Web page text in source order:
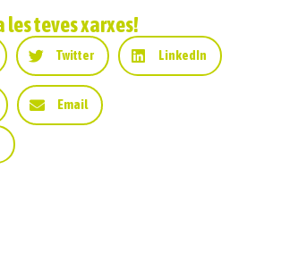
les teves xarxes!
Twitter LinkedIn
Email